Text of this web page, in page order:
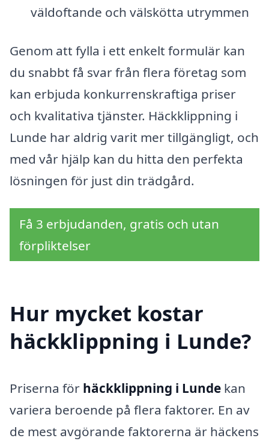
väldoftande och välskötta utrymmen
Genom att fylla i ett enkelt formulär kan
du snabbt få svar från flera företag som
kan erbjuda konkurrenskraftiga priser
och kvalitativa tjänster. Häckklippning i
Lunde har aldrig varit mer tillgängligt, och
med vår hjälp kan du hitta den perfekta
lösningen för just din trädgård.
Få 3 erbjudanden, gratis och utan
förpliktelser
Hur mycket kostar
häckklippning i Lunde?
Priserna för häckklippning i Lunde kan
variera beroende på flera faktorer. En av
de mest avgörande faktorerna är häckens